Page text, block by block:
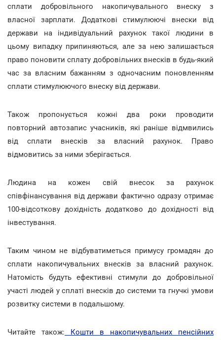
сплати добровільного накопичувального внеску з
власної зарплати. Додаткові стимулюючі внески від
держави на індивідуальний рахунок такої людини в
цьому випадку припиняються, але за нею залишається
право поновити сплату добровільних внесків в будь-який
час за власним бажанням з одночасним поновленням
сплати стимулюючого внеску від держави.
Також пропонується кожні два роки проводити
повторний автозапис учасників, які раніше відмвились
від сплати внесків за власний рахунок. Право
відмовитись за ними зберігається.
Людина на кожен свій внесок за рахунок
співфінансування від держави фактично одразу отримає
100-відсоткову дохідність додатково до дохідності від
інвестування.
Таким чином не відбуватиметься примусу громадян до
сплати накопичувальних внесків за власний рахунок.
Натомість будуть ефективні стимули до добровільної
участі людей у сплаті внесків до системи та гнучкі умови
розвитку системи в подальшому.
Читайте також: Кошти в накопичувальних пенсійних